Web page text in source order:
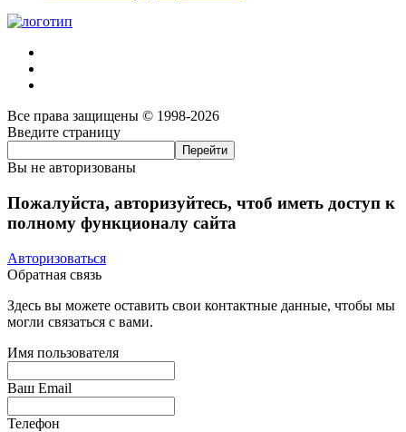
Все права защищены © 1998-2026
Введите страницу
Вы не авторизованы
Пожалуйста, авторизуйтесь, чтоб иметь доступ к
полному функционалу сайта
Авторизоваться
Обратная связь
Здесь вы можете оставить свои контактные данные, чтобы мы
могли связаться с вами.
Имя пользователя
Ваш Email
Телефон